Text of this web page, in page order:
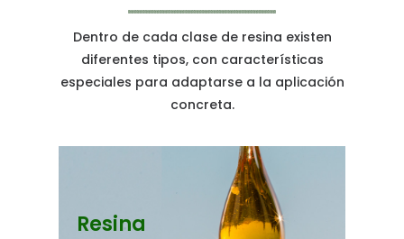
Dentro de cada clase de resina existen
diferentes tipos, con características
especiales para adaptarse a la aplicación
concreta.
Resina